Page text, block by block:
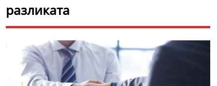
разликата